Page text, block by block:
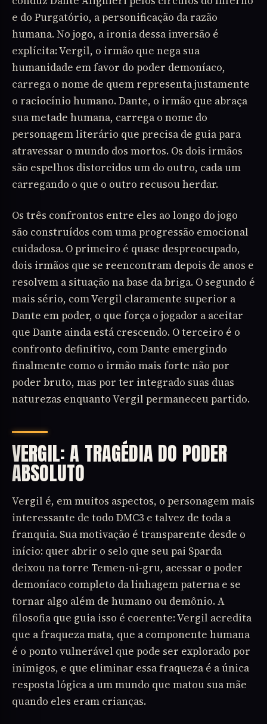
e do Purgatório, a personificação da razão
humana. No jogo, a ironia dessa inversão é
explícita: Vergil, o irmão que nega sua
humanidade em favor do poder demoníaco,
carrega o nome de quem representa justamente
o raciocínio humano. Dante, o irmão que abraça
sua metade humana, carrega o nome do
personagem literário que precisa de guia para
atravessar o mundo dos mortos. Os dois irmãos
são espelhos distorcidos um do outro, cada um
carregando o que o outro recusou herdar.
Os três confrontos entre eles ao longo do jogo
são construídos com uma progressão emocional
cuidadosa. O primeiro é quase despreocupado,
dois irmãos que se reencontram depois de anos e
resolvem a situação na base da briga. O segundo é
mais sério, com Vergil claramente superior a
Dante em poder, o que força o jogador a aceitar
que Dante ainda está crescendo. O terceiro é o
confronto definitivo, com Dante emergindo
finalmente como o irmão mais forte não por
poder bruto, mas por ter integrado suas duas
naturezas enquanto Vergil permaneceu partido.
VERGIL: A TRAGÉDIA DO PODER
ABSOLUTO
Vergil é, em muitos aspectos, o personagem mais
interessante de todo DMC3 e talvez de toda a
franquia. Sua motivação é transparente desde o
início: quer abrir o selo que seu pai Sparda
deixou na torre Temen-ni-gru, acessar o poder
demoníaco completo da linhagem paterna e se
tornar algo além de humano ou demônio. A
filosofia que guia isso é coerente: Vergil acredita
que a fraqueza mata, que a componente humana
é o ponto vulnerável que pode ser explorado por
inimigos, e que eliminar essa fraqueza é a única
resposta lógica a um mundo que matou sua mãe
quando eles eram crianças.